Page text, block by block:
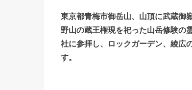
東京都青梅市御岳山、山頂に武蔵御
野山の蔵王権現を祀った山岳修験の
社に参拝し、ロックガーデン、綾広
す。